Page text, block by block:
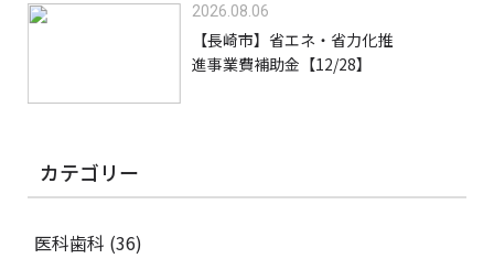
2026.08.06
【長崎市】省エネ・省力化推
進事業費補助金【12/28】
カテゴリー
医科歯科 (36)